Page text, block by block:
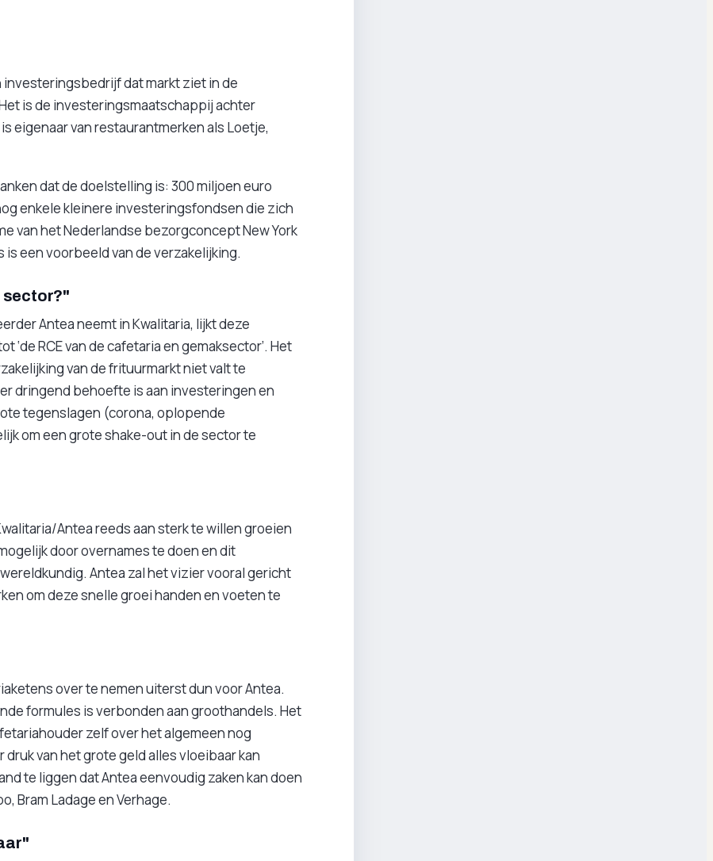
dat markt ziet in de
is de investeringsmaatschappij achter
eigenaar van restaurantmerken als Loetje,
dat de doelstelling is: 300 miljoen euro
enkele kleinere investeringsfondsen die zich
van het Nederlandse bezorgconcept New York
een voorbeeld van de verzakelijking.
sector?"
Antea neemt in Kwalitaria, lijkt deze
RCE van de cafetaria en gemaksector’. Het
van de frituurmarkt niet valt te
dringend behoefte is aan investeringen en
tegenslagen (corona, oplopende
om een grote shake-out in de sector te
Antea reeds aan sterk te willen groeien
door overnames te doen en dit
Antea zal het vizier vooral gericht
om deze snelle groei handen en voeten te
over te nemen uiterst dun voor Antea.
formules is verbonden aan groothandels. Het
zelf over het algemeen nog
van het grote geld alles vloeibaar kan
te liggen dat Antea eenvoudig zaken kan doen
Bram Ladage en Verhage.